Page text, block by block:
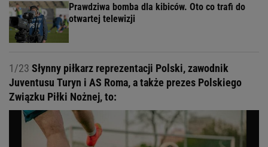
Prawdziwa bomba dla kibiców. Oto co trafi do
otwartej telewizji
1/23 Słynny piłkarz reprezentacji Polski, zawodnik
Juventusu Turyn i AS Roma, a także prezes Polskiego
Związku Piłki Nożnej, to: